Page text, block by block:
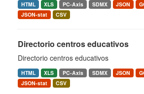
HTML XLS PC-Axis SDMX JSON
JSON-stat
CSV
Directorio centros educativos
Directorio centros educativos
HTML XLS PC-Axis SDMX JSON
JSON-stat
CSV